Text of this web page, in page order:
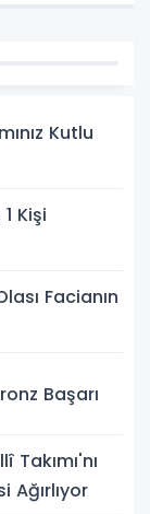
Kutlu
Kişi
Facianın
Başarı
Takımı'nı
Ağırlıyor